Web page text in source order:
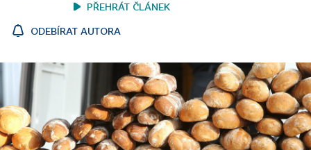
PŘEHRÁT ČLÁNEK
ODEBÍRAT AUTORA